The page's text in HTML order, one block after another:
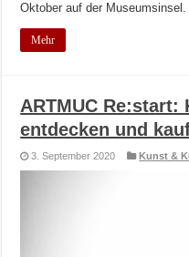
Oktober auf der Museumsinsel.
Mehr
ARTMUC Re:start:
entdecken und
3. September 2020 Kunst &